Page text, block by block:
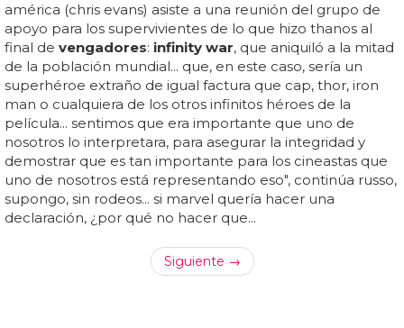
américa (chris evans) asiste a una reunión del grupo de
apoyo para los supervivientes de lo que hizo thanos al
final de vengadores: infinity war, que aniquiló a la mitad
de la población mundial... que, en este caso, sería un
superhéroe extraño de igual factura que cap, thor, iron
man o cualquiera de los otros infinitos héroes de la
película... sentimos que era importante que uno de
nosotros lo interpretara, para asegurar la integridad y
demostrar que es tan importante para los cineastas que
uno de nosotros está representando eso", continúa russo,
supongo, sin rodeos... si marvel quería hacer una
declaración, ¿por qué no hacer que...
Siguiente →